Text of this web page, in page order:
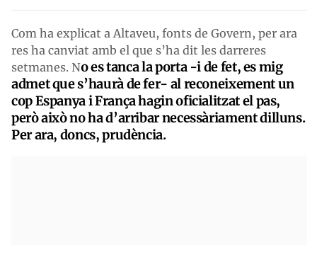
Com ha explicat a Altaveu, fonts de Govern, per ara
res ha canviat amb el que s’ha dit les darreres
setmanes. No es tanca la porta -i de fet, es mig
admet que s’haurà de fer- al reconeixement un
cop Espanya i França hagin oficialitzat el pas,
però això no ha d’arribar necessàriament dilluns.
Per ara, doncs, prudència.